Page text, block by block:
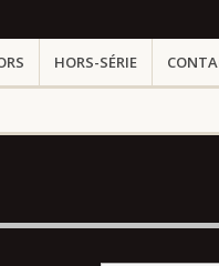
HORS-SÉRIE